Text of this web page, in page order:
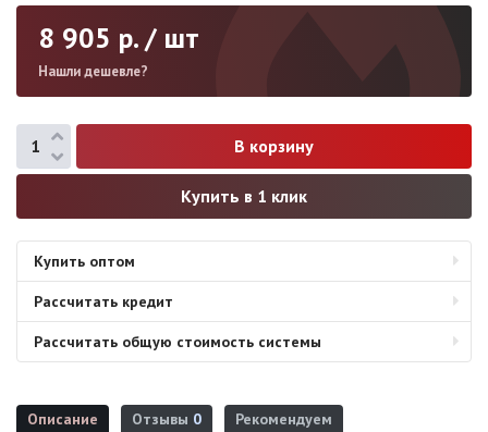
8 905 р. / шт
Нашли дешевле?
Купить в 1 клик
Купить оптом
Рассчитать кредит
Рассчитать общую стоимость системы
Описание Отзывы 0 Рекомендуем